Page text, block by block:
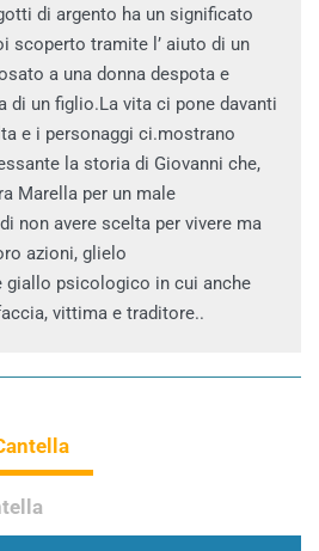
di argento ha un significato
scoperto tramite l’ aiuto di un
a una donna despota e
di un figlio.La vita ci pone davanti
e i personaggi ci.mostrano
la storia di Giovanni che,
Marella per un male
non avere scelta per vivere ma
azioni, glielo
giallo psicologico in cui anche
vittima e traditore..